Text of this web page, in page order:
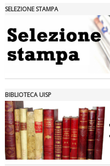
Tiziano Pesce nel Cda di
SELEZIONE STAMPA
BIBLIOTECA UISP